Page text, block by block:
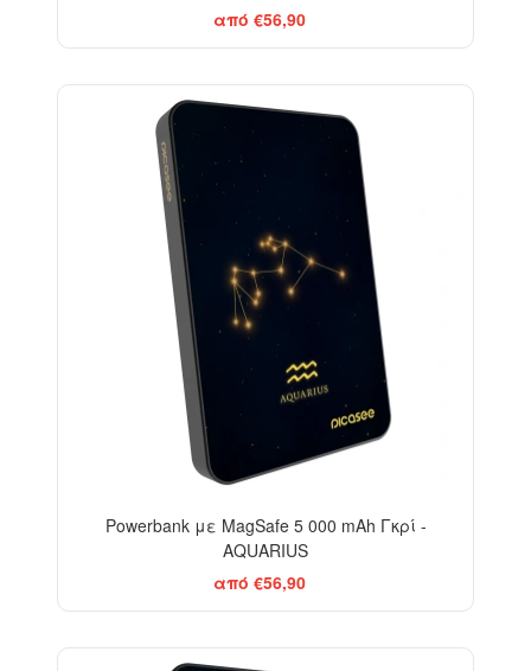
από €56,90
Powerbank με MagSafe 5 000 mAh Γκρί -
AQUARIUS
από €56,90